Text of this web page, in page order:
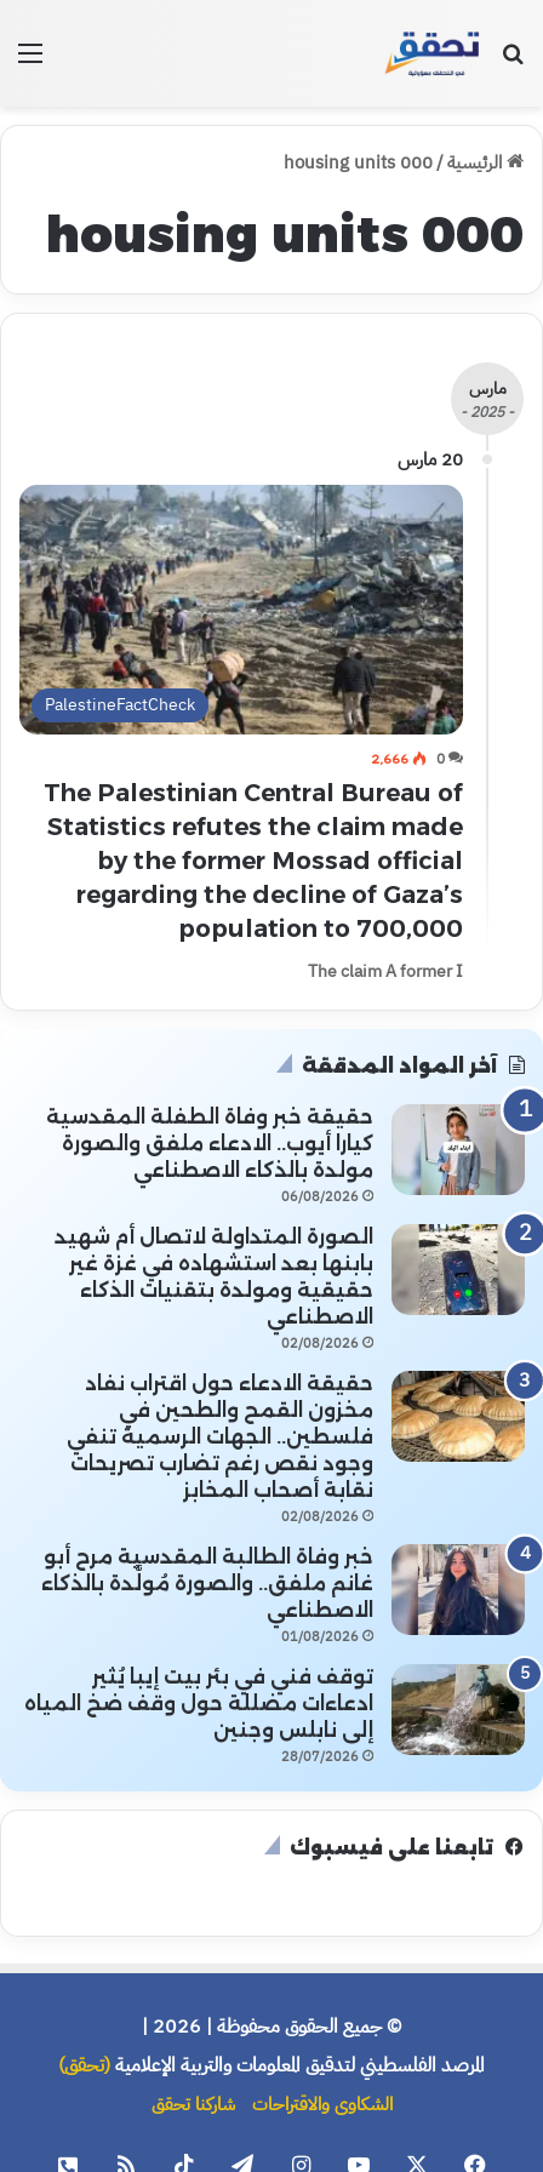
بحث عن
الرئيسية/
000 housing units
000 housing units
مارس
- 2025 -
20 مارس
PalestineFactCheck
0 2٬666
The Palestinian Central Bureau of
Statistics refutes the claim made
by the former Mossad official
regarding the decline of Gaza’s
population to 700,000
The claim A former I
آخر المواد المدققة
حقيقة خبر وفاة الطفلة المقدسية
كيارا أيوب.. الادعاء ملفق والصورة
مولدة بالذكاء الاصطناعي
06/08/2026
الصورة المتداولة لاتصال أم شهيد
بابنها بعد استشهاده في غزة غير
حقيقية ومولدة بتقنيات الذكاء
الاصطناعي
02/08/2026
حقيقة الادعاء حول اقتراب نفاد
مخزون القمح والطحين في
فلسطين.. الجهات الرسمية تنفي
وجود نقص رغم تضارب تصريحات
نقابة أصحاب المخابز
02/08/2026
خبر وفاة الطالبة المقدسية مرح أبو
غانم ملفق.. والصورة مُولَّدة بالذكاء
الاصطناعي
01/08/2026
توقف فني في بئر بيت إيبا يُثير
ادعاءات مضللة حول وقف ضخ المياه
إلى نابلس وجنين
28/07/2026
تابعنا على فيسبوك
© جميع الحقوق محفوظة | 2026 |
المرصد الفلسطيني لتدقيق المعلومات والتربية الإعلامية(تحقق)
الشكاوى والاقتراحات شاركنا تحقق
فيسبوك يوتيوب انستقرام تيلقرام ‫TikTok ملخص